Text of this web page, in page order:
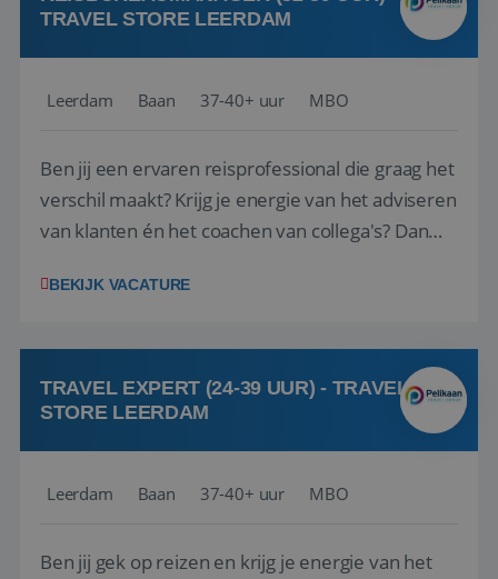
TRAVEL STORE LEERDAM
Leerdam Baan 37-40+ uur MBO
Ben jij een ervaren reisprofessional die graag het
verschil maakt? Krijg je energie van het adviseren
van klanten én het coachen van collega's? Dan
(onderdeel van Pelikaan Travel Group) zoeken
team het reisbureau verder...
BEKIJK VACATURE
TRAVEL EXPERT (24-39 UUR) - TRAVEL
STORE LEERDAM
Leerdam Baan 37-40+ uur MBO
Ben jij gek op reizen en krijg je energie van het